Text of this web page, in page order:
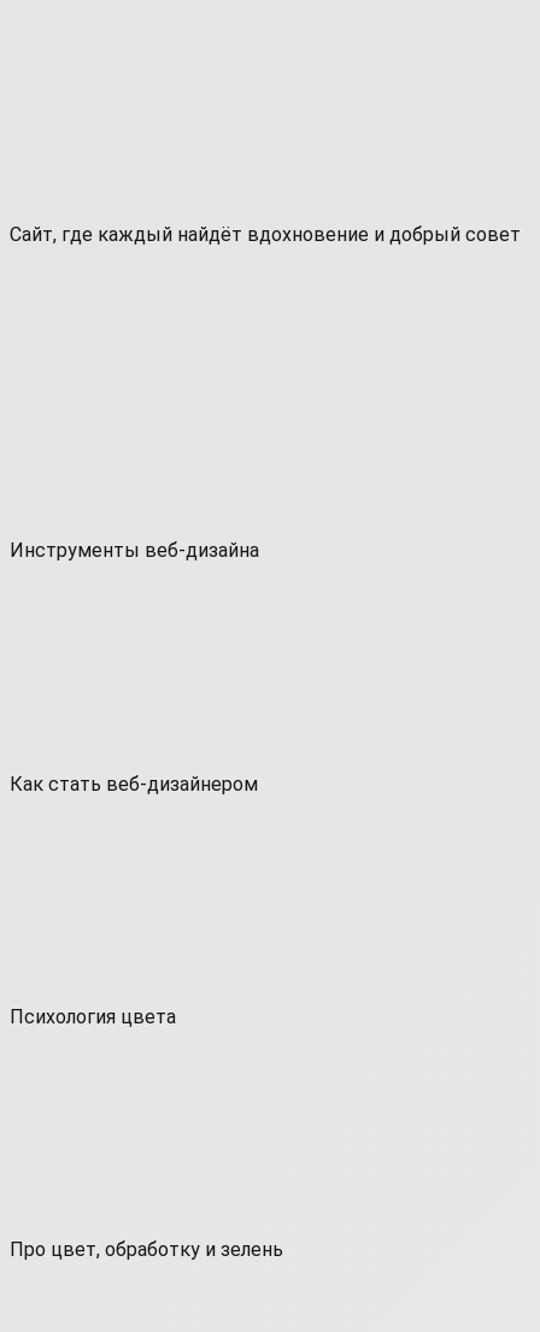
Сайт, где каждый найдёт вдохновение и добрый совет
Инструменты веб-дизайна
Как стать веб-дизайнером
Психология цвета
Про цвет, обработку и зелень